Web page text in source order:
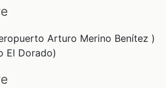
Arturo Merino Benítez )
El Dorado)